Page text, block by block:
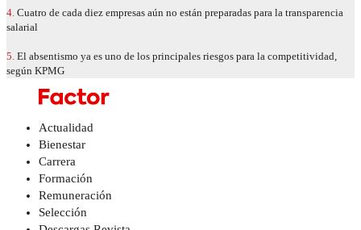
4. Cuatro de cada diez empresas aún no están preparadas para la transparencia
salarial
5. El absentismo ya es uno de los principales riesgos para la competitividad,
según KPMG
Actualidad
Bienestar
Carrera
Formación
Remuneración
Selección